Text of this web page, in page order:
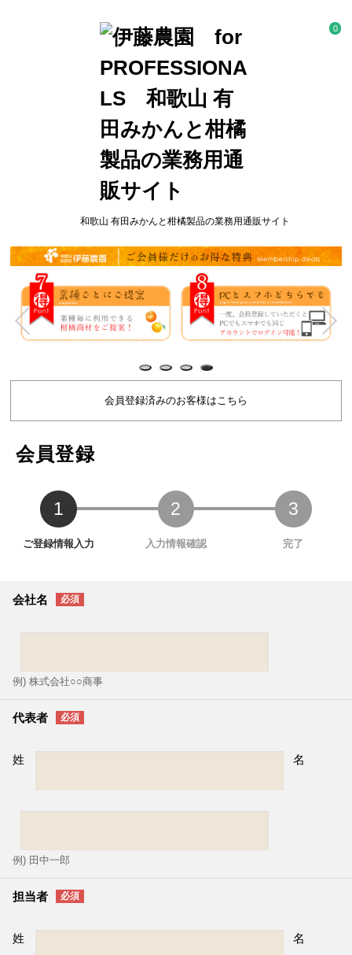
和歌山 有田みかんと柑橘製品の業務用通販サイト
0
会員登録
会社名
例) 株式会社○○商事
代表者
姓 名
例) 田中一郎
担当者
姓 名